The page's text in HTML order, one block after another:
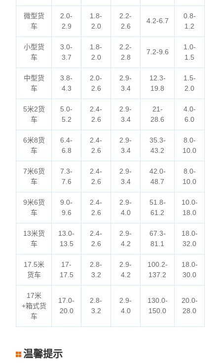
微型货
车
2.0-
2.9
1.8-
2.0
2.2-
2.6
4.2-6.7
0.8-
1.2
小型货
车
3.0-
3.7
1.8-
2.0
2.2-
2.8
7.2-9.6
1.0-
1.5
中型货
车
3.8-
4.3
2.0-
2.6
2.9-
3.4
12.3-
19.8
1.5-
2.0
5米2货
车
5.0-
5.2
2.4-
2.6
2.9-
3.4
21-
28.6
4.0-
6.0
6米8货
车
6.4-
6.8
2.4-
2.6
2.9-
3.4
35.3-
43.2
8.0-
10.0
7米6货
车
7.3-
7.6
2.4-
2.6
2.9-
3.4
42.0-
48.7
8.0-
10.0
9米6货
车
9.0-
9.6
2.4-
2.6
2.9-
4.0
51.8-
61.2
10.0-
18.0
13米货
车
13.0-
13.5
2.4-
2.6
2.9-
4.2
67.3-
81.1
18.0-
32.0
17.5米
货车
17-
17.5
2.8-
3.2
2.9-
4.2
100.2-
137.2
18.0-
30.0
17米
+箱式货
车
17.0-
20.0
2.8-
3.2
2.9-
4.0
130.0-
150.0
20.0-
28.0
温馨提示